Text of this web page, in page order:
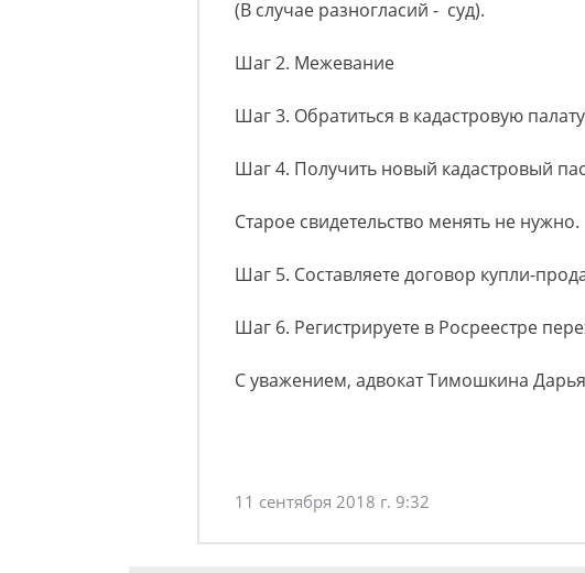
(В случае разногласий - суд).
Шаг 2. Межевание
Шаг 3. Обратиться в кадастровую
Шаг 4. Получить новый кадастровый
Старое свидетельство менять не нужно.
Шаг 5. Составляете договор купли-
Шаг 6. Регистрируете в Росреестре
С уважением, адвокат Тимошкина
11 сентября 2018 г. 9:32